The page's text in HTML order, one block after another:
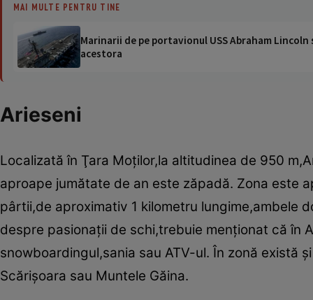
MAI MULTE PENTRU TINE
Marinarii de pe portavionul USS Abraham
acestora
Arieseni
Localizată în Ţara Moţilor,la altitudinea de 950
aproape jumătate de an este zăpadă. Zona este
pârtii,de aproximativ 1 kilometru lungime,ambele
despre pasionaţii de schi,trebuie menţionat că în
snowboardingul,sania sau ATV-ul. În zonă există
Scărişoara sau Muntele Găina.